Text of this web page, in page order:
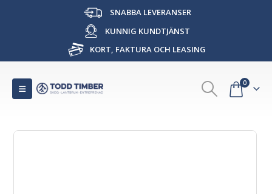
SNABBA LEVERANSER
KUNNIG KUNDTJÄNST
KORT, FAKTURA OCH LEASING
0